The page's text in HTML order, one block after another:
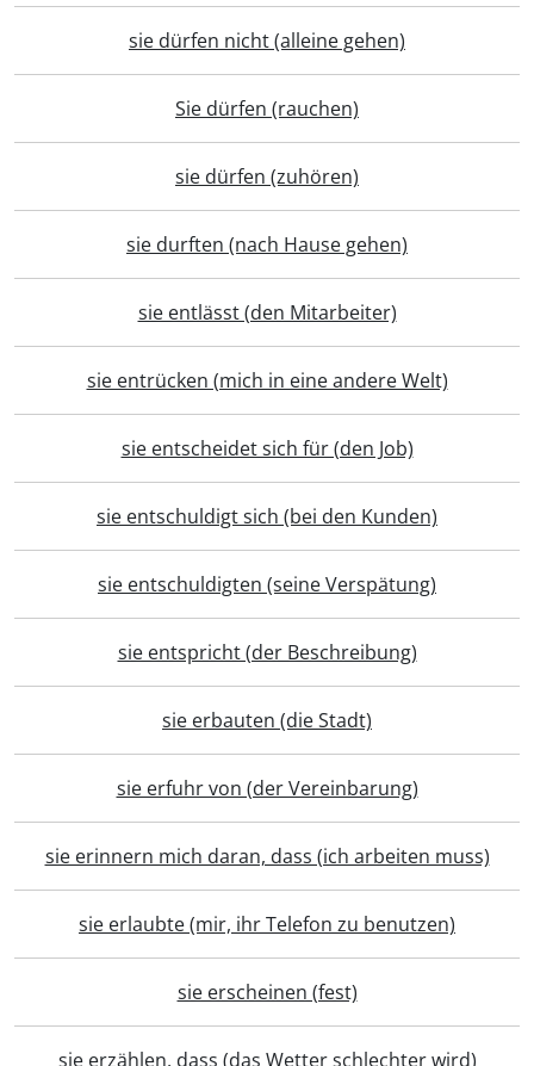
sie dürfen nicht (alleine gehen)
Sie dürfen (rauchen)
sie dürfen (zuhören)
sie durften (nach Hause gehen)
sie entlässt (den Mitarbeiter)
sie entrücken (mich in eine andere Welt)
sie entscheidet sich für (den Job)
sie entschuldigt sich (bei den Kunden)
sie entschuldigten (seine Verspätung)
sie entspricht (der Beschreibung)
sie erbauten (die Stadt)
sie erfuhr von (der Vereinbarung)
sie erinnern mich daran, dass (ich arbeiten muss)
sie erlaubte (mir, ihr Telefon zu benutzen)
sie erscheinen (fest)
sie erzählen, dass (das Wetter schlechter wird)